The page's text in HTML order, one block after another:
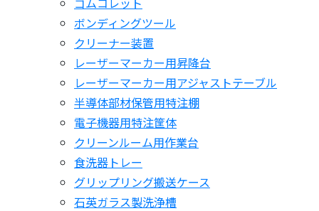
ボンディングツール
クリーナー装置
レーザーマーカー用昇降台
レーザーマーカー用アジャストテーブル
半導体部材保管用特注棚
電子機器用特注筐体
クリーンルーム用作業台
食洗器トレー
グリップリング搬送ケース
石英ガラス製洗浄槽